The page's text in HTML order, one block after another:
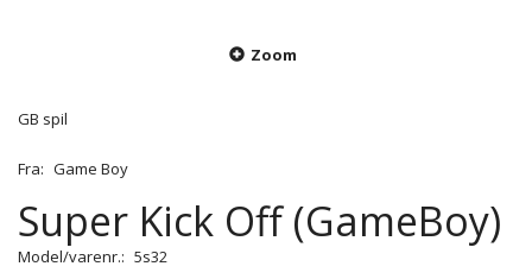
Zoom
GB spil
Fra: Game Boy
Super Kick Off (GameBoy)
Model/varenr.: 5s32